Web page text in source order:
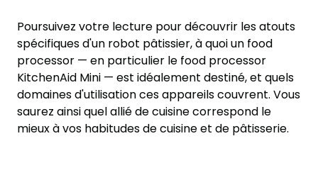
Poursuivez votre lecture pour découvrir les atouts
spécifiques d'un robot pâtissier, à quoi un food
processor — en particulier le food processor
KitchenAid Mini — est idéalement destiné, et quels
domaines d'utilisation ces appareils couvrent. Vous
saurez ainsi quel allié de cuisine correspond le
mieux à vos habitudes de cuisine et de pâtisserie.